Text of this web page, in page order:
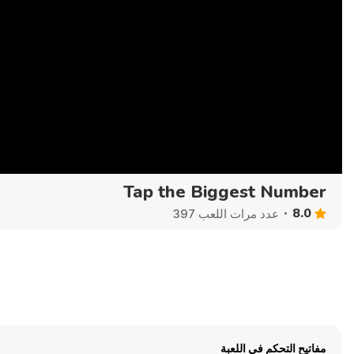
Tap the Biggest Number
8.0 عدد مرات اللعب 397
مفاتيح التحكم في اللعبة